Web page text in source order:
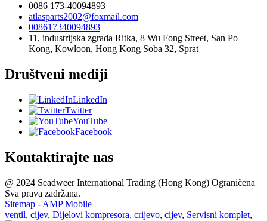
0086 173-40094893
atlasparts2002@foxmail.com
008617340094893
11, industrijska zgrada Ritka, 8 Wu Fong Street, San Po
Kong, Kowloon, Hong Kong Soba 32, Sprat
Društveni mediji
LinkedIn
Twitter
YouTube
Facebook
Kontaktirajte nas
@ 2024 Seadweer International Trading (Hong Kong) Ograničena
Sva prava zadržana.
Sitemap - AMP Mobile
ventil, cijev, Dijelovi kompresora, crijevo, cijev, Servisni komplet,